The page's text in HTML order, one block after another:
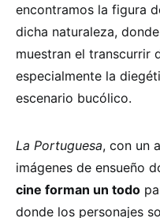
encontramos la figura
dicha naturaleza,
muestran el transcurrir
especialmente la
escenario bucólico.
La Portuguesa, con un
imágenes de ensueño
cine forman un todo
donde los personajes